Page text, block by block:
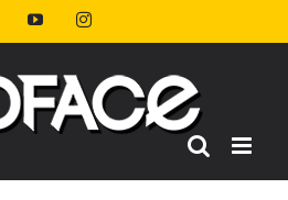
FacebookYouTubeInstagram